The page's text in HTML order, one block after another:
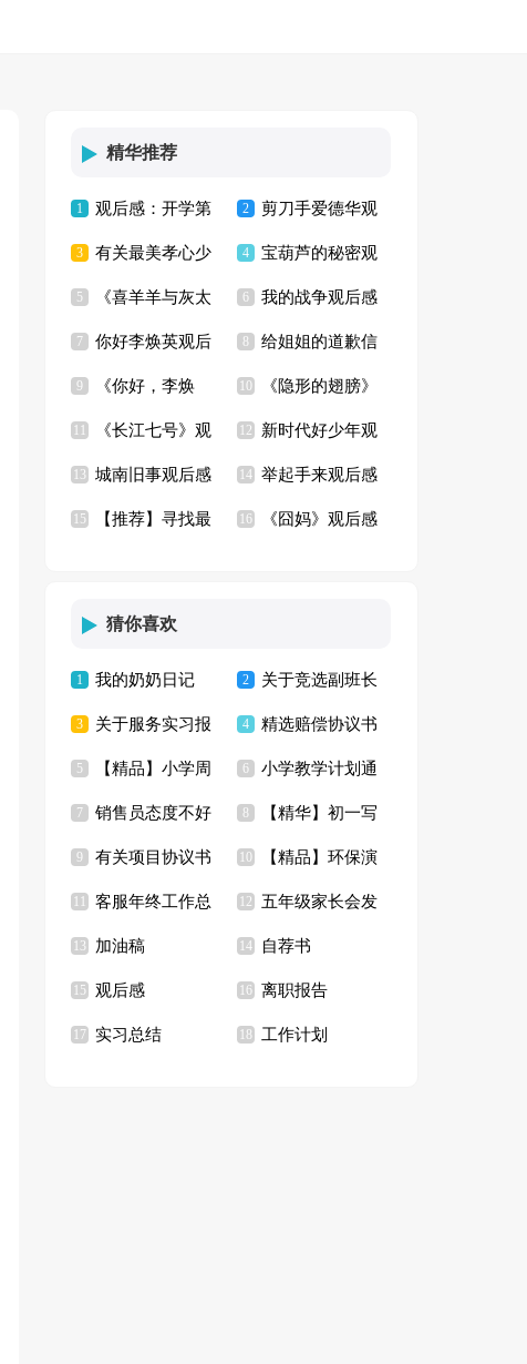
精华推荐
1 观后感：开学第
一课
2 剪刀手爱德华观
后感3篇
3 有关最美孝心少
年观后感
4 宝葫芦的秘密观
后感合集15篇
5 《喜羊羊与灰太
狼之开心闯龙年》观
后感11篇
6 我的战争观后感
7 你好李焕英观后
感(汇编8篇)
8 给姐姐的道歉信
9 《你好，李焕
英》观后感【精】
10 《隐形的翅膀》
观后感
《长江七号》观
后感11篇
12 新时代好少年观
后感3篇
13 城南旧事观后感
(15篇)
14 举起手来观后感
精选15篇
15 【推荐】寻找最 16 《囧妈》观后感
猜你喜欢
1 我的奶奶日记 2 关于竞选副班长
演讲稿
3 关于服务实习报
告模板汇编五篇
4 精选赔偿协议书
合集10篇
5 【精品】小学周
记汇总七篇
6 小学教学计划通
用15篇
7 销售员态度不好
检讨书
8 【精华】初一写
景作文集合七篇
9 有关项目协议书
模板汇总八篇
10 【精品】环保演
讲稿四篇
客服年终工作总
结(精选15篇)
12 五年级家长会发
言稿15篇
13 加油稿 14 自荐书
15 观后感 16 离职报告
17 实习总结 18 工作计划